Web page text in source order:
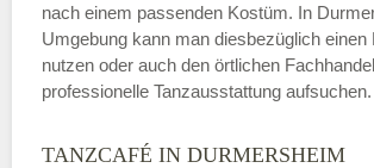
nach einem passenden Kostüm. In
Umgebung kann man diesbezüglich einen
nutzen oder auch den örtlichen
professionelle Tanzausstattung aufsuchen.
TANZCAFÉ IN DURMERSHEIM